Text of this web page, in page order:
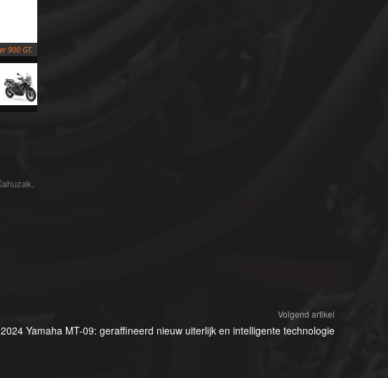
900 GT.
Volgend artikel
2024 Yamaha MT-09: geraffineerd nieuw uiterlijk en intelligente technologie